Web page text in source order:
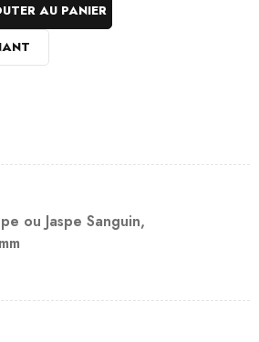
AU PANIER
ou Jaspe Sanguin,